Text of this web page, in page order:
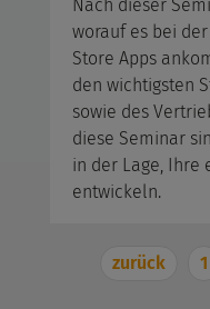
Nach dieser
worauf es bei
Store Apps
den wichtigsten
sowie des
diese Seminar
in der Lage, Ihre
entwickeln.
zurück 1